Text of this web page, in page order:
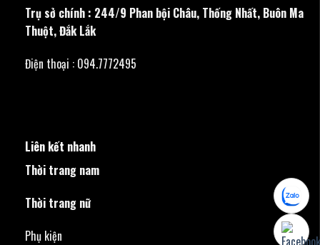
Trụ sở chính : 244/9 Phan bội Châu, Thống Nhất, Buôn Ma
Thuột, Đắk Lắk
Điện thoại : 094.7772495
Liên kết nhanh
Thời trang nam
Thời trang nữ
Phụ kiện